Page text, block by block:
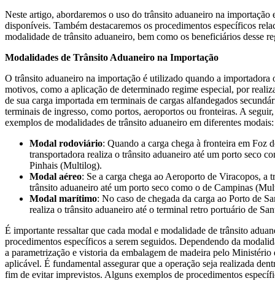
Neste artigo, abordaremos o uso do trânsito aduaneiro na importação
disponíveis. Também destacaremos os procedimentos específicos
modalidade de trânsito aduaneiro, bem como os beneficiários desse
Modalidades de Trânsito Aduaneiro na Importação
O trânsito aduaneiro na importação é utilizado quando a importadora
motivos, como a aplicação de determinado regime especial, por
de sua carga importada em terminais de cargas alfandegados
terminais de ingresso, como portos, aeroportos ou fronteiras. A
exemplos de modalidades de trânsito aduaneiro em diferentes modais:
Modal rodoviário: Quando a carga chega à fronteira em Foz
transportadora realiza o trânsito aduaneiro até um porto seco
Pinhais (Multilog).
Modal aéreo: Se a carga chega ao Aeroporto de Viracopos, a
trânsito aduaneiro até um porto seco como o de Campinas
Modal marítimo: No caso de chegada da carga ao Porto de
realiza o trânsito aduaneiro até o terminal retro portuário de
É importante ressaltar que cada modal e modalidade de trânsito
procedimentos específicos a serem seguidos. Dependendo da
a parametrização e vistoria da embalagem de madeira pelo
aplicável. É fundamental assegurar que a operação seja realizada
fim de evitar imprevistos. Alguns exemplos de procedimentos